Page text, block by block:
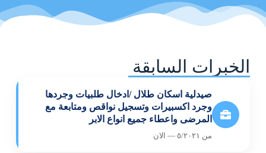
الخبرات السابقة
صيدلية اسكان طلال /ادخال طلبيات وجردها
وجرد اكسبيرات وتسجيل نواقص ومتابعة مع
المرضى واعطاء جميع انواع الابر
من ٥/٢٠٢١ — الان